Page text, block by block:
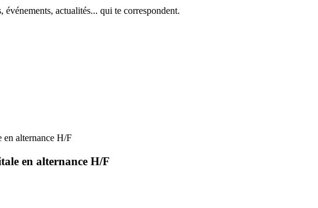
événements, actualités... qui te correspondent.
alternance H/F
en alternance H/F